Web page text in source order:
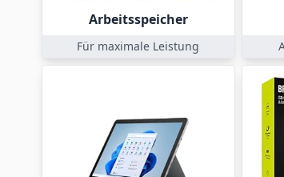
Arbeitsspeicher
Für maximale Leistung